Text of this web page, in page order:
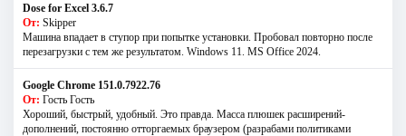
Dose for Excel 3.6.7
От: Skipper
Машина впадает в ступор при попытке установки. Пробовал повторно после
перезагрузки с тем же результатом. Windows 11. MS Offiсe 2024.
Google Chrome 151.0.7922.76
От: Гость Гость
Хороший, быстрый, удобный. Это правда. Масса плюшек расширений-
дополнений, постоянно отторгаемых браузером (разрабами политиками